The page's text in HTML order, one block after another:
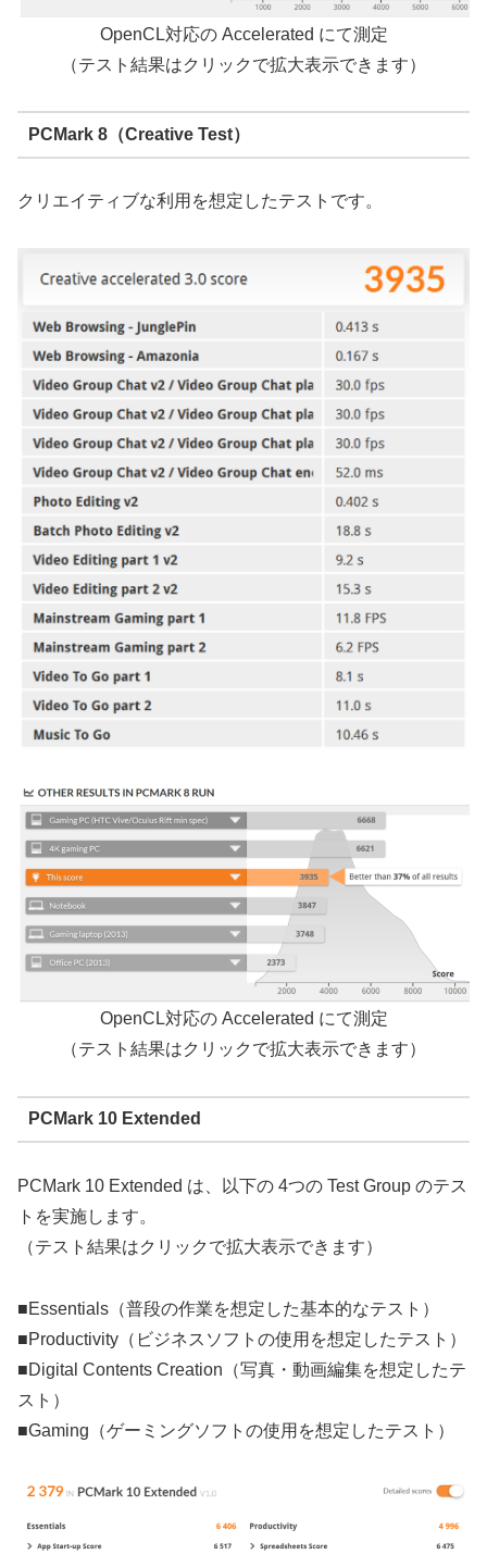
OpenCL対応の Accelerated にて測定
（テスト結果はクリックで拡大表示できます）
PCMark 8（Creative Test）
クリエイティブな利用を想定したテストです。
OpenCL対応の Accelerated にて測定
（テスト結果はクリックで拡大表示できます）
PCMark 10 Extended
PCMark 10 Extended は、以下の 4つの Test Group のテス
トを実施します。
（テスト結果はクリックで拡大表示できます）
■Essentials（普段の作業を想定した基本的なテスト）
■Productivity（ビジネスソフトの使用を想定したテスト）
■Digital Contents Creation（写真・動画編集を想定したテ
スト）
■Gaming（ゲーミングソフトの使用を想定したテスト）